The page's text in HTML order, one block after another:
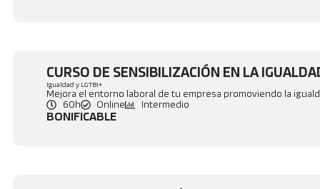
CURSO DE SENSIBILIZACIÓN EN LA
Igualdad y LGTBI+
Mejora el entorno laboral de tu empresa promoviendo la
60h
Online Intermedio
BONIFICABLE